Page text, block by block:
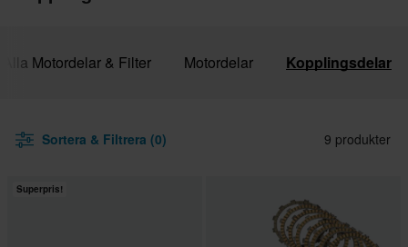
Alla Motordelar & Filter Motordelar Kopplingsdelar
Sortera & Filtrera (0) 9 produkter
Superpris!